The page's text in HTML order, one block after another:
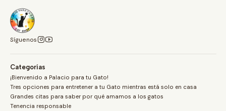
Síguenos
Categorías
¡Bienvenido a Palacio para tu Gato!
Tres opciones para entretener a tu Gato mientras está solo en casa
Grandes citas para saber por qué amamos a los gatos
Tenencia responsable